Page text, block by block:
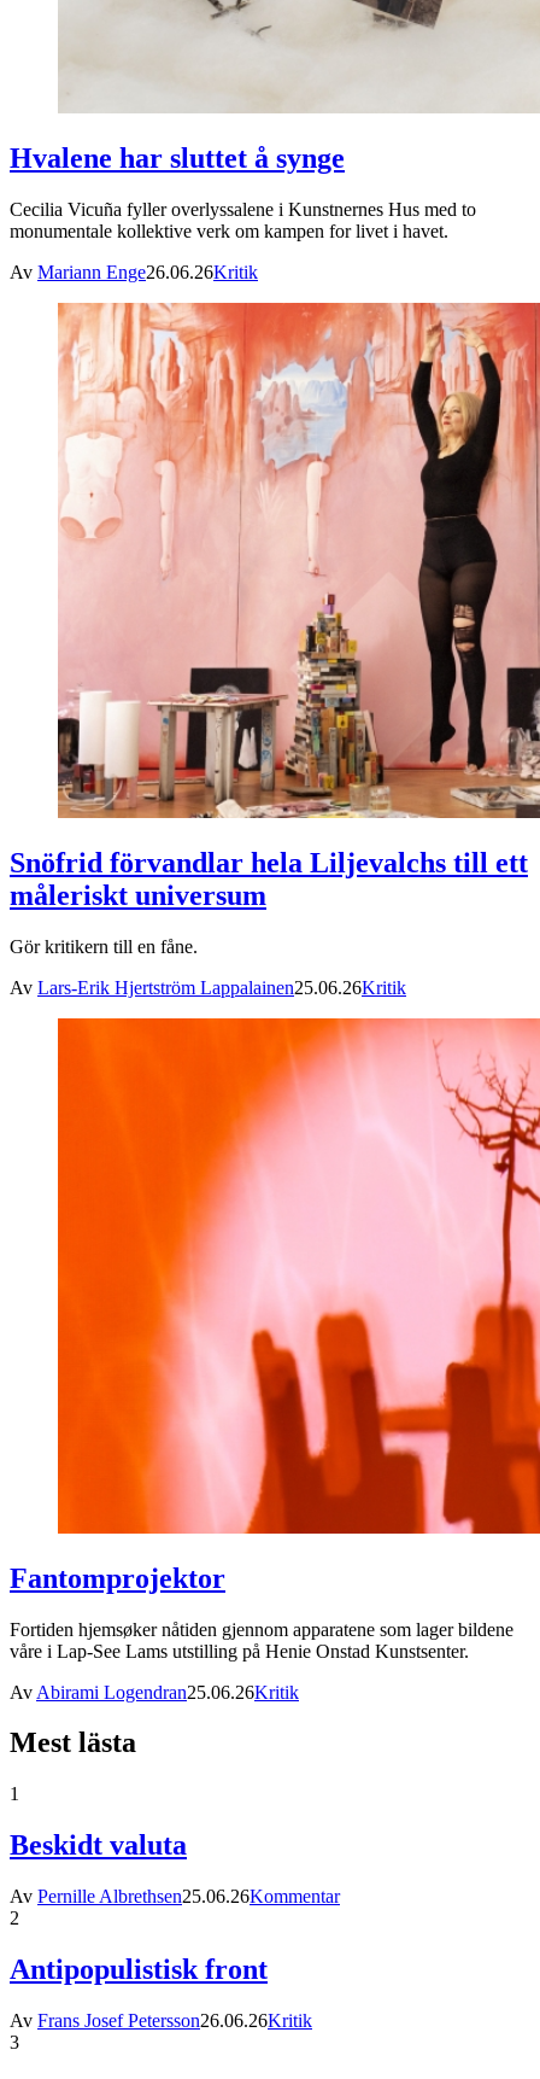
Hvalene har sluttet å synge
Cecilia Vicuña fyller overlyssalene i Kunstnernes Hus med to
monumentale kollektive verk om kampen for livet i havet.
Av Mariann Enge26.06.26Kritik
Snöfrid förvandlar hela Liljevalchs till ett
måleriskt universum
Gör kritikern till en fåne.
Av Lars-Erik Hjertström Lappalainen25.06.26Kritik
Fantomprojektor
Fortiden hjemsøker nåtiden gjennom apparatene som lager bildene
våre i Lap-See Lams utstilling på Henie Onstad Kunstsenter.
Av Abirami Logendran25.06.26Kritik
Mest lästa
1
Beskidt valuta
Av Pernille Albrethsen25.06.26Kommentar
2
Antipopulistisk front
Av Frans Josef Petersson26.06.26Kritik
3